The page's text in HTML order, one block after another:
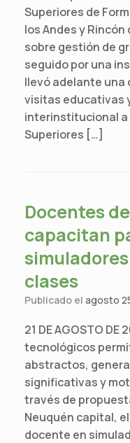
Superiores de
los Andes y
sobre gestión de
seguido por una
llevó adelante una
visitas educativas
interinstitucional
Superiores […]
Docentes
capacitan
clases
Publicado el agosto
21 DE AGOSTO
tecnológicos
abstractos,
significativas y
través de
Neuquén capital,
docente en